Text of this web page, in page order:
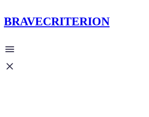
BRAVECRITERION